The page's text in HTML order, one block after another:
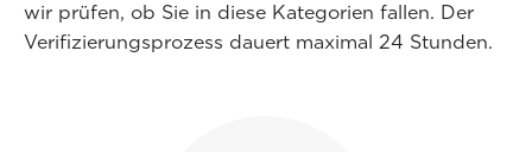
wir prüfen, ob Sie in diese Kategorien fallen. Der
Verifizierungsprozess dauert maximal 24 Stunden.